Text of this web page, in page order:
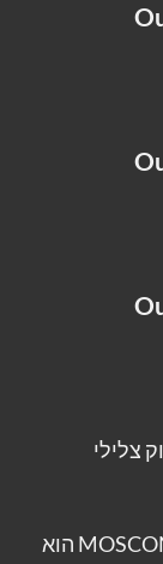
צלילי
ה־MOSCONI PRO 4|10 AAB EVO הוא